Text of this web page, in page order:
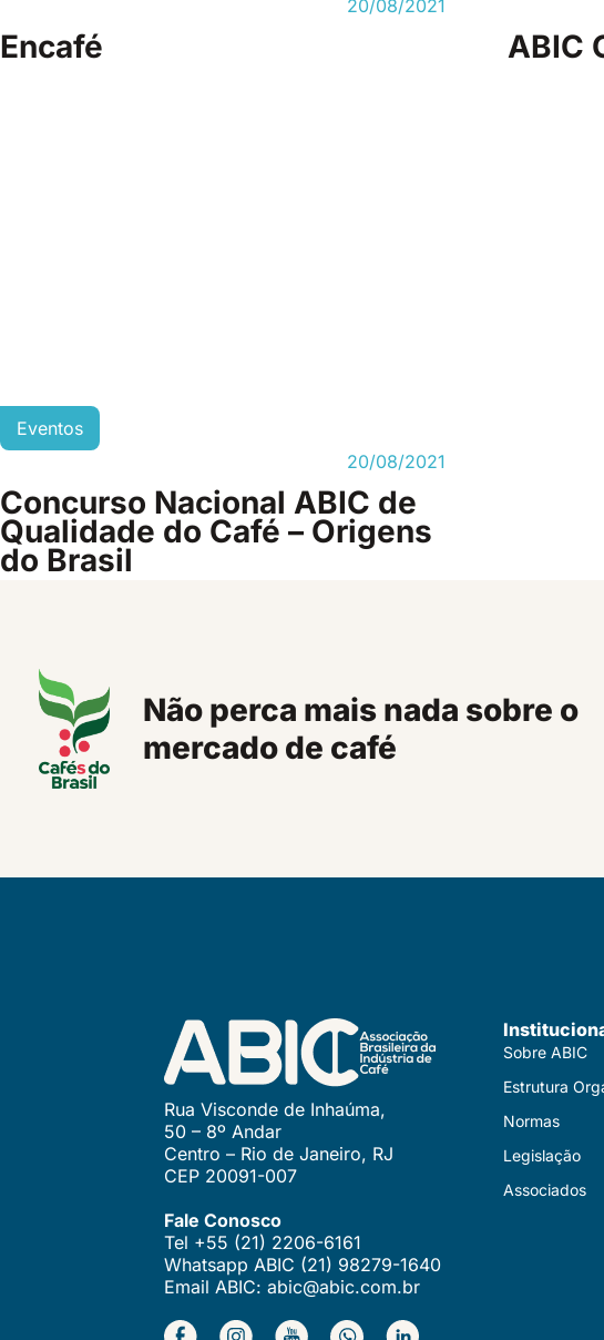
20/08/2021
Encafé ABIC
Eventos
20/08/2021
Concurso Nacional ABIC de
Qualidade do Café – Origens
do Brasil
Não perca mais nada sobre o
mercado de café
Rua Visconde de Inhaúma,
50 – 8º Andar
Centro – Rio de Janeiro, RJ
CEP 20091-007
Fale Conosco
Tel +55 (21) 2206-6161
Whatsapp ABIC (21) 98279-1640
Email ABIC: abic@abic.com.br
Sobre ABIC
Estrutura
Normas
Legislação
Associados